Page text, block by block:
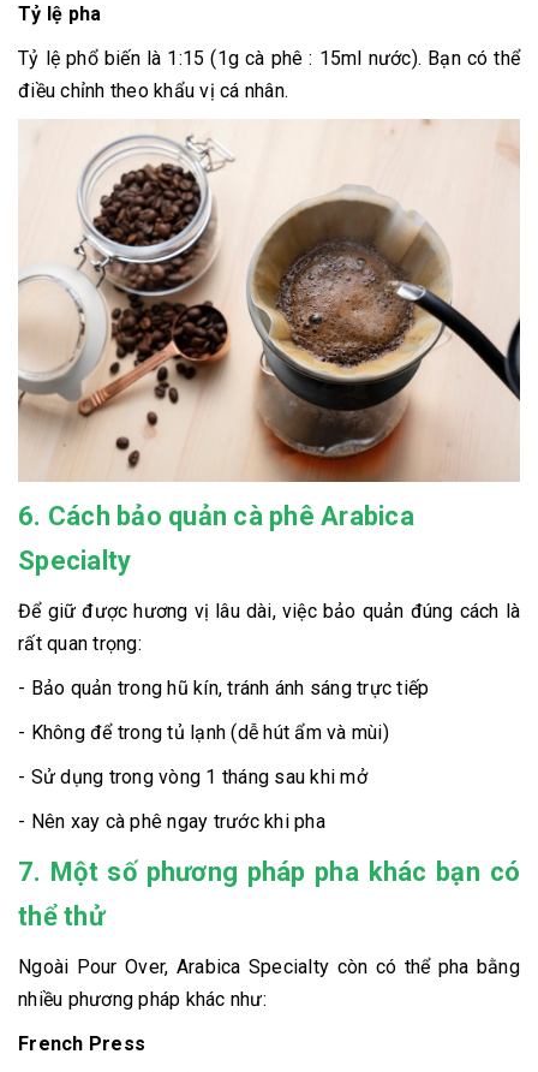
Tỷ lệ pha
Tỷ lệ phổ biến là 1:15 (1g cà phê : 15ml nước). Bạn có thể
điều chỉnh theo khẩu vị cá nhân.
6. Cách bảo quản cà phê Arabica
Specialty
Để giữ được hương vị lâu dài, việc bảo quản đúng cách là
rất quan trọng:
- Bảo quản trong hũ kín, tránh ánh sáng trực tiếp
- Không để trong tủ lạnh (dễ hút ẩm và mùi)
- Sử dụng trong vòng 1 tháng sau khi mở
- Nên xay cà phê ngay trước khi pha
7. Một số phương pháp pha khác bạn có
thể thử
Ngoài Pour Over, Arabica Specialty còn có thể pha bằng
nhiều phương pháp khác như:
French Press